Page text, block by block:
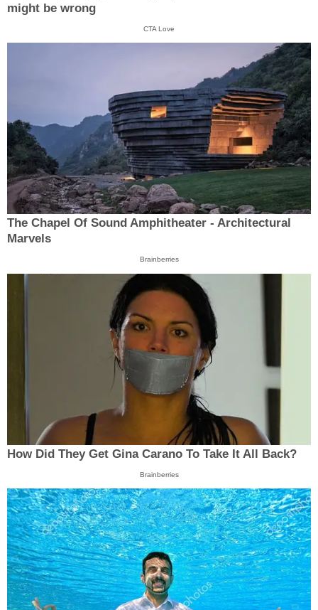
might be wrong
CTA Love
The Chapel Of Sound Amphitheater - Architectural
Marvels
Brainberries
How Did They Get Gina Carano To Take It All Back?
Brainberries